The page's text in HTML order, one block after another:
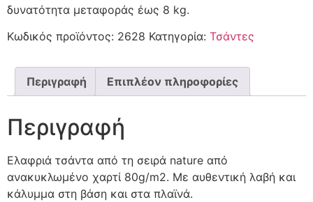
δυνατότητα μεταφοράς έως 8 kg.
Κωδικός προϊόντος: 2628 Κατηγορία: Τσάντες
Περιγραφή Επιπλέον πληροφορίες
Περιγραφή
Ελαφριά τσάντα από τη σειρά nature από
ανακυκλωμένο χαρτί 80g/m2. Με αυθεντική λαβή και
κάλυμμα στη βάση και στα πλαϊνά.